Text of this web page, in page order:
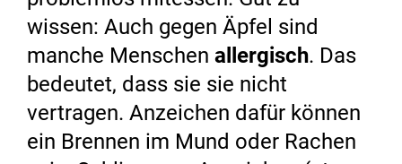
wissen: Auch gegen Äpfel sind
manche Menschen allergisch. Das
bedeutet, dass sie sie nicht
vertragen. Anzeichen dafür können
ein Brennen im Mund oder Rachen